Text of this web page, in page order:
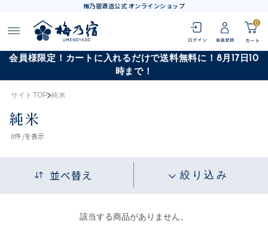
梅乃宿酒造公式 オンラインショップ
0
会員様限定！カートに入れるだけで送料無料に！8月17日10
時まで！
サイトTOP 純米
純米
0件 /を表示
並べ替え 絞り込み
該当する商品がありません。